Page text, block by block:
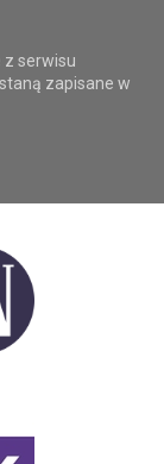
serwisu
zapisane w